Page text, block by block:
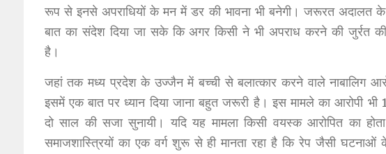
रूप से इनसे अपराधियों के मन में डर की भावना भी बनेगी। जरूरत अदालत
बात का संदेश दिया जा सके कि अगर किसी ने भी अपराध करने की
है।
जहां तक मध्य प्रदेश के उज्जैन में बच्ची से बलात्कार करने वाले नाबालिग
इसमें एक बात पर ध्यान दिया जाना बहुत जरूरी है। इस मामले का आरोपी
दो साल की सजा सुनायी। यदि यह मामला किसी वयस्क आरोपित का
समाजशास्त्रियों का एक वर्ग शुरू से ही मानता रहा है कि रेप जैसी